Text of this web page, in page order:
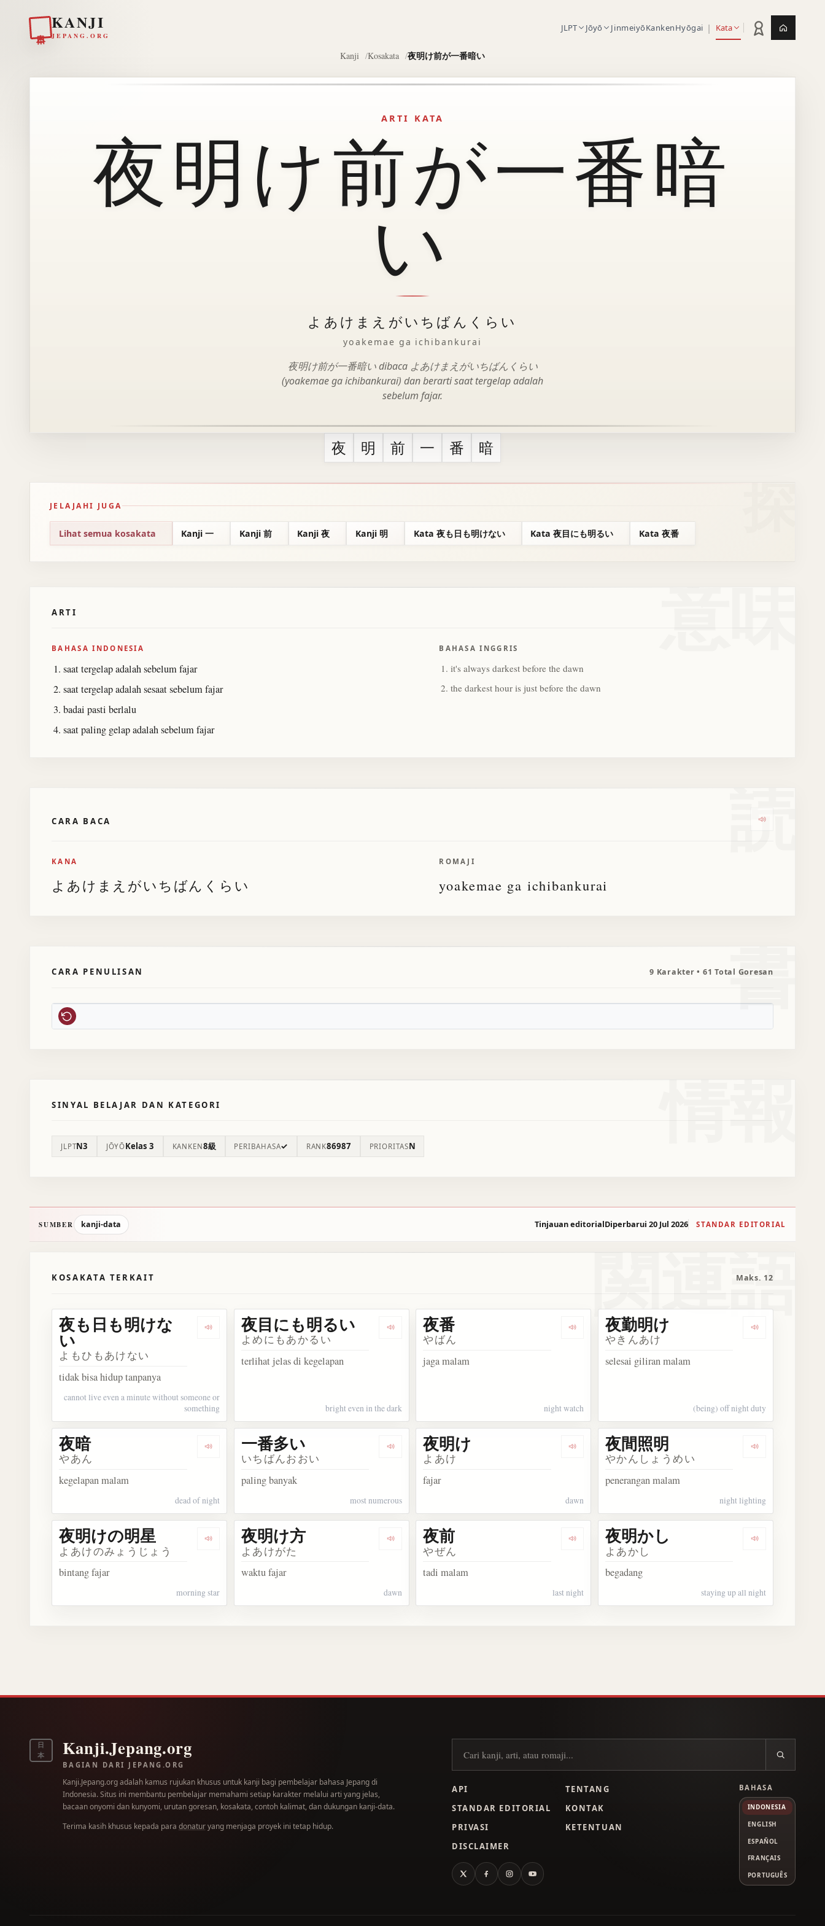
KANJI
JEPANG.ORG
JLPT Jōyō JinmeiyōKankenHyōgai | Kata Statistik latihan
Kanji Kosakata 夜明け前が一番暗い
ARTI KATA
夜明け前が一番暗
い
よあけまえがいちばんくらい
yoakemae ga ichibankurai
夜明け前が一番暗い dibaca よあけまえがいちばんくらい
(yoakemae ga ichibankurai) dan berarti saat tergelap adalah
sebelum fajar.
夜 明 前 一 番 暗
JELAJAHI JUGA
Lihat semua kosakata Kanji 一 Kanji 前 Kanji 夜 Kanji 明 Kata 夜も日も明けない Kata 夜目にも明るい Kata 夜番
ARTI
BAHASA INDONESIA
saat tergelap adalah sebelum fajar
saat tergelap adalah sesaat sebelum fajar
badai pasti berlalu
saat paling gelap adalah sebelum fajar
BAHASA INGGRIS
it's always darkest before the dawn
the darkest hour is just before the dawn
読
CARA BACA Dengarkan
KANA
よあけまえがいちばんくらい
ROMAJI
yoakemae ga ichibankurai
書
CARA PENULISAN 9 Karakter • 61 Total Goresan
SINYAL BELAJAR DAN KATEGORI
JLPTN3 JŌYŌKelas 3 KANKEN8級 PERIBAHASA✓ RANK86987 PRIORITASN
SUMBER kanji-data Tinjauan editorialDiperbarui 20 Jul 2026 STANDAR EDITORIAL
関連語
KOSAKATA TERKAIT Maks. 12
Dengarkan 夜も日も明けない
夜も日も明けな
い
よもひもあけない
tidak bisa hidup tanpanya
cannot live even a minute without someone or
something
Dengarkan 夜目にも明るい
夜目にも明るい
よめにもあかるい
terlihat jelas di kegelapan
bright even in the dark
Dengarkan 夜番
夜番
やばん
jaga malam
night watch
Dengarkan 夜勤
夜勤明け
やきんあけ
selesai giliran malam
(being) off night duty
Dengarkan 夜暗
夜暗
やあん
kegelapan malam
dead of night
Dengarkan 一番多い
一番多い
いちばんおおい
paling banyak
most numerous
Dengarkan 夜明け
夜明け
よあけ
fajar
dawn
Dengarkan 夜間
夜間照明
やかんしょうめい
penerangan malam
night lighting
Dengarkan 夜明けの明星
夜明けの明星
よあけのみょうじょう
bintang fajar
morning star
Dengarkan 夜明け方
夜明け方
よあけがた
waktu fajar
dawn
Dengarkan 夜前
夜前
やぜん
tadi malam
last night
Dengarkan 夜明
夜明かし
よあかし
begadang
staying up all night
日
本
Kanji.Jepang.org
BAGIAN DARI JEPANG.ORG
Kanji.Jepang.org adalah kamus rujukan khusus untuk kanji bagi pembelajar bahasa Jepang di
Indonesia. Situs ini membantu pembelajar memahami setiap karakter melalui arti yang jelas,
bacaan onyomi dan kunyomi, urutan goresan, kosakata, contoh kalimat, dan dukungan kanji-data.
Terima kasih khusus kepada para donaturyang menjaga proyek ini tetap hidup.
Cari kanji
API
TENTANG
STANDAR EDITORIAL
KONTAK
PRIVASI
KETENTUAN
DISCLAIMER
X FacebookInstagramYouTube
BAHASA
INDONESIA
ENGLISH
ESPAÑOL
FRANÇAIS
PORTUGUÊS